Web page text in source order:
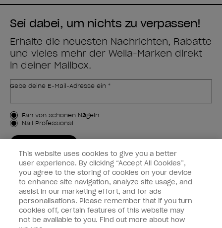
Sei dabei, um nichts zu verpassen!
Erhalte die neuesten Nachrichten, Rabatte
und vieles mehr der Wella-Marken direkt
in deiner Mailbox.
Gebe deine E-Mail-Adresse ein *
Kundenart
Fan von schönen Nägeln
Nail Professional
Kundeninformationen
Vernetzen
This website uses cookies to give you a better
user experience. By clicking “Accept All Cookies”,
you agree to the storing of cookies on your device
to enhance site navigation, analyze site usage, and
assist in our marketing effort, and for ads
personalisations. Please remember that if you turn
cookies off, certain features of this website may
not be available to you. Find out more about how